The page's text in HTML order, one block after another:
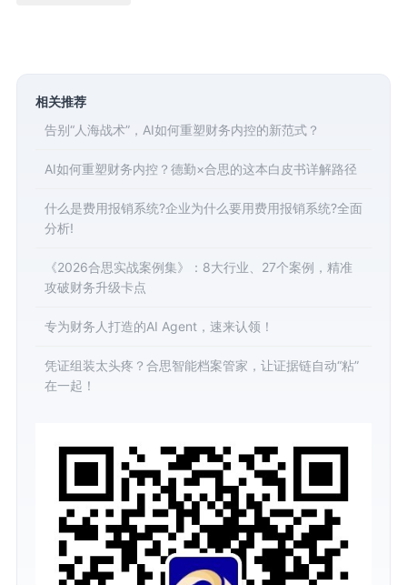
相关推荐
告别“人海战术”，AI如何重塑财务内控的新范式？
AI如何重塑财务内控？德勤×合思的这本白皮书详解路径
什么是费用报销系统?企业为什么要用费用报销系统?全面
分析!
《2026合思实战案例集》：8大行业、27个案例，精准
攻破财务升级卡点
专为财务人打造的AI Agent，速来认领！
凭证组装太头疼？合思智能档案管家，让证据链自动“粘”
在一起！